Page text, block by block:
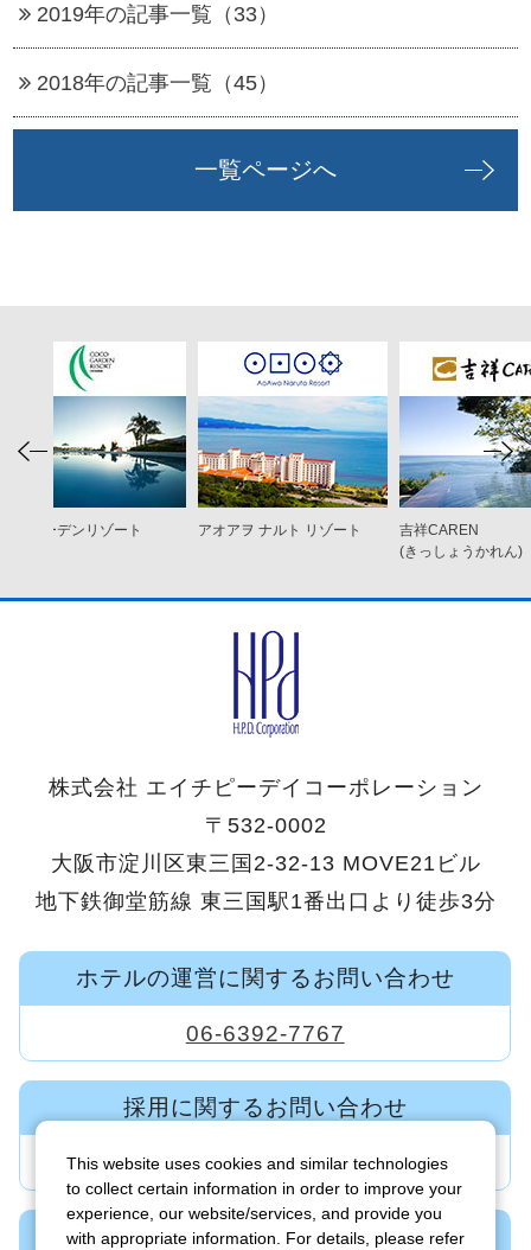
2019年の記事一覧（33）
2018年の記事一覧（45）
一覧ページへ
コ ガーデンリゾート
アオアヲ ナルト リゾート
吉祥CAREN
(きっしょうかれん)
株式会社 エイチピーデイコーポレーション
〒532-0002
大阪市淀川区東三国2-32-13 MOVE21ビル
地下鉄御堂筋線 東三国駅1番出口より徒歩3分
ホテルの運営に関するお問い合わせ
06-6392-7767
採用に関するお問い合わせ
06-6392-7600
新規ホテル・旅館の事業開発に関する
This website uses cookies and similar technologies
to collect certain information in order to improve your
experience, our website/services, and provide you
with appropriate information. For details, please refer